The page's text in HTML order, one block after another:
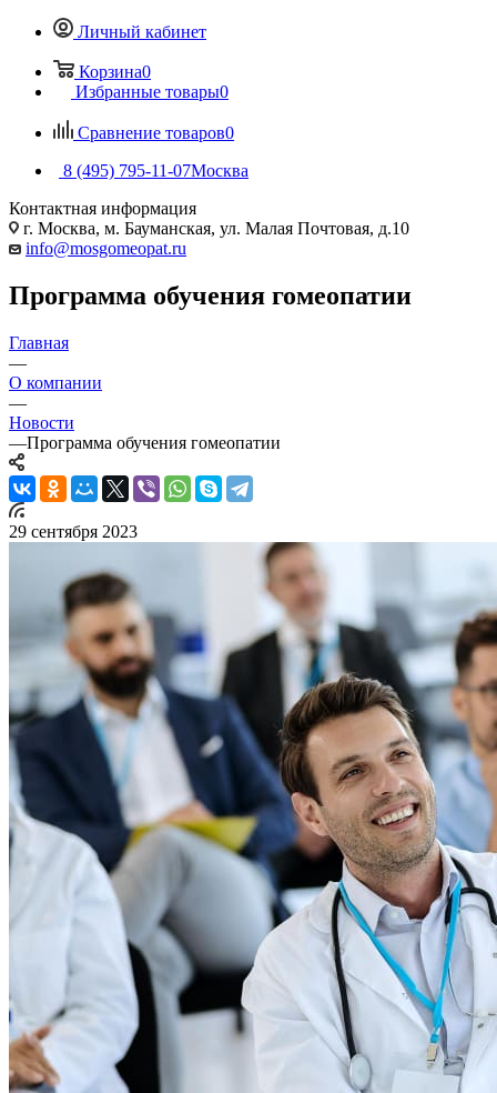
Личный кабинет
Корзина0
Избранные товары0
Сравнение товаров0
8 (495) 795-11-07Москва
Контактная информация
г. Москва, м. Бауманская, ул. Малая Почтовая, д.10
info@mosgomeopat.ru
Программа обучения гомеопатии
Главная
—
О компании
—
Новости
—Программа обучения гомеопатии
29 сентября 2023